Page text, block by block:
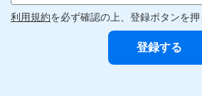
利用規約を必ず確認の上、登録ボタンを押